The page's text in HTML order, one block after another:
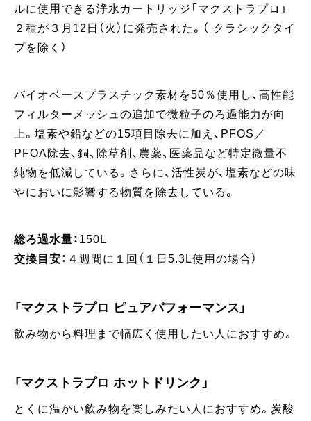
ルに使用できる浄水カートリッジ「マクストラプロ」
２種が３月12日（火）に発売された。​（ クラシックタイ
プを除く）
バイオベースプラスチック素材を50％使用し、高性能
フィルターメッシュの追加で微粒子のろ過能力が向
上。塩素や鉛などの15項目除去に加え、PFOS／
PFOA除去、銅、除草剤、農薬、医薬品など特定微量不
純物を低減している。さらに、活性炭が、塩素などの味
やにおいに影響する物質を除去している。
総ろ過水量​： 150L
交換目安​： ４週間に１回（１日5.3L使用の場合）
「マクストラプロ ピュアパフォーマンス」
飲み物から料理まで幅広く使用したい人におすすめ。
「マクストラプロ ホットドリンク」
とくに温かい飲み物を楽しみたい人におすすめ。炭酸